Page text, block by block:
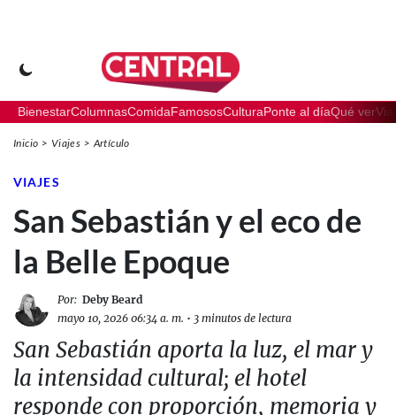
BienestarColumnasComidaFamososCulturaPonte al díaQué ver
Inicio Viajes Artículo
VIAJES
San Sebastián y el eco de
la Belle Epoque
Por: Deby Beard
mayo 10, 2026 06:34 a. m. • 3 minutos de lectura
San Sebastián aporta la luz, el mar y
la intensidad cultural; el hotel
responde con proporción, memoria y